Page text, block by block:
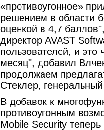
«противоугонное»
решением в области
оценкой в 4,7
директор AVAST
пользователей, и это
месяц", добавил
продолжаем
Стеклер,
В добавок к
противоугонным
Mobile Security